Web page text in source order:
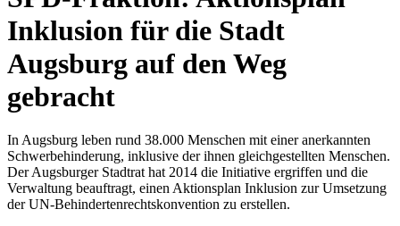
Inklusion für die Stadt
Augsburg auf den Weg
gebracht
In Augsburg leben rund 38.000 Menschen mit einer anerkannten
Schwerbehinderung, inklusive der ihnen gleichgestellten Menschen.
Der Augsburger Stadtrat hat 2014 die Initiative ergriffen und die
Verwaltung beauftragt, einen Aktionsplan Inklusion zur Umsetzung
der UN-Behindertenrechtskonvention zu erstellen.